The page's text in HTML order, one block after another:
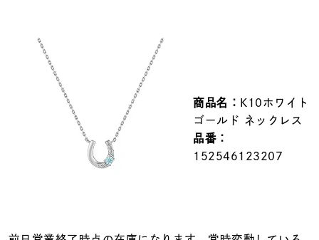
リングサイズ
すべて表示
商品名： K10ホワイト
ゴールド ネックレス
品番：
152546123207